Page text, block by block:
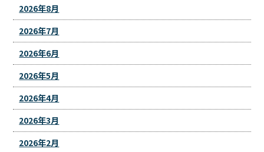
2026年8月
2026年7月
2026年6月
2026年5月
2026年4月
2026年3月
2026年2月